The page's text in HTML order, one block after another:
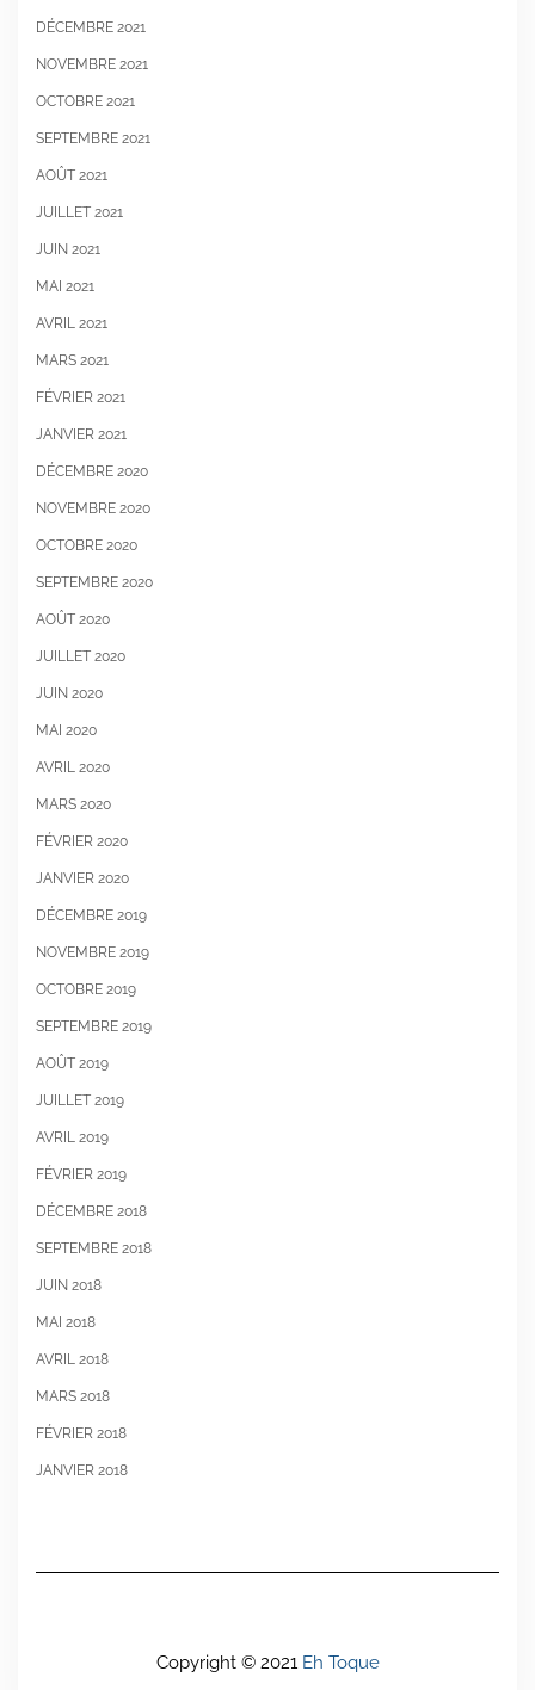
DÉCEMBRE 2021
NOVEMBRE 2021
OCTOBRE 2021
SEPTEMBRE 2021
AOÛT 2021
JUILLET 2021
JUIN 2021
MAI 2021
AVRIL 2021
MARS 2021
FÉVRIER 2021
JANVIER 2021
DÉCEMBRE 2020
NOVEMBRE 2020
OCTOBRE 2020
SEPTEMBRE 2020
AOÛT 2020
JUILLET 2020
JUIN 2020
MAI 2020
AVRIL 2020
MARS 2020
FÉVRIER 2020
JANVIER 2020
DÉCEMBRE 2019
NOVEMBRE 2019
OCTOBRE 2019
SEPTEMBRE 2019
AOÛT 2019
JUILLET 2019
AVRIL 2019
FÉVRIER 2019
DÉCEMBRE 2018
SEPTEMBRE 2018
JUIN 2018
MAI 2018
AVRIL 2018
MARS 2018
FÉVRIER 2018
JANVIER 2018
Copyright © 2021 Eh Toque